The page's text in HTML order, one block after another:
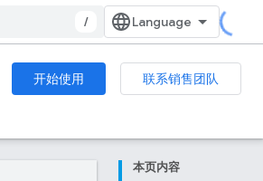
/
开始使用
联系销售团队
本页内容